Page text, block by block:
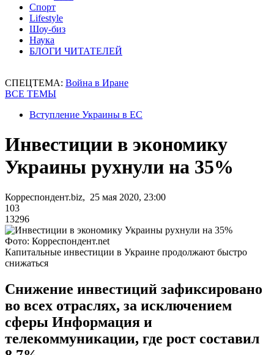
Спорт
Lifestyle
Шоу-биз
Наука
БЛОГИ ЧИТАТЕЛЕЙ
СПЕЦТЕМА: Война в Иране
ВСЕ ТЕМЫ
Вступление Украины в ЕС
Инвестиции в экономику
Украины рухнули на 35%
Корреспондент.biz, 25 мая 2020, 23:00
103
13296
Фото: Корреспондент.net
Капитальные инвестиции в Украине продолжают быстро
снижаться
Снижение инвестиций зафиксировано
во всех отраслях, за исключением
сферы Информация и
телекоммуникации, где рост составил